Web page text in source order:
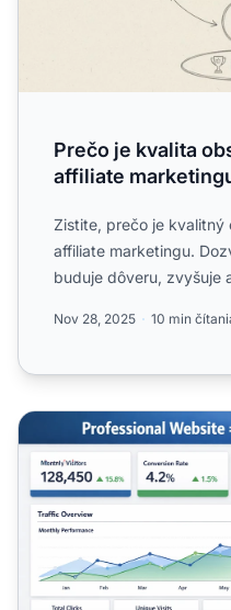
Prečo je kvalita
affiliate
Zistite, prečo je
affiliate marketingu.
buduje dôveru, zvyšuje
Nov 28, 2025 10 min
Zvýšte svoje šance na